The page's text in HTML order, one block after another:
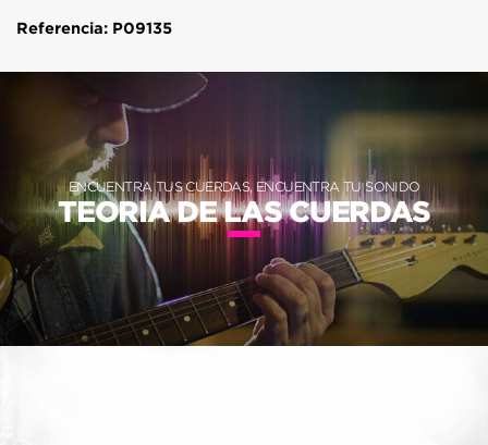
Referencia: P09135
ENCUENTRA TUS CUERDAS, ENCUENTRA TU SONIDO
TEORIA DE LAS CUERDAS